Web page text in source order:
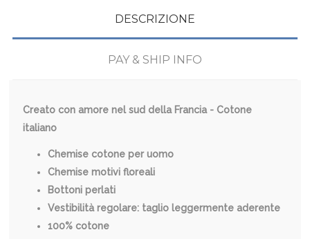
DESCRIZIONE
PAY & SHIP INFO
Creato con amore nel sud della Francia - Cotone
italiano
Chemise cotone per uomo
Chemise motivi floreali
Bottoni perlati
Vestibilità regolare: taglio leggermente aderente
100% cotone